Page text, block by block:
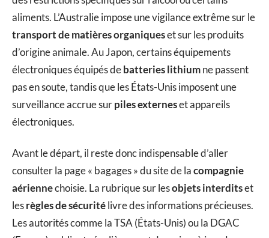
aliments. L’Australie impose une vigilance extrême sur le
transport de matières organiqueset sur les produits
d’origine animale. Au Japon, certains équipements
électroniques équipés debatteries lithiumne passent
pas en soute, tandis que les États-Unis imposent une
surveillance accrue surpiles externeset appareils
électroniques.
Avant le départ, il reste donc indispensable d’aller
consulter la page « bagages » du site de lacompagnie
aériennechoisie. La rubrique sur lesobjets interditset
lesrègles de sécuritélivre des informations précieuses.
Les autorités comme la TSA (États-Unis) ou la DGAC